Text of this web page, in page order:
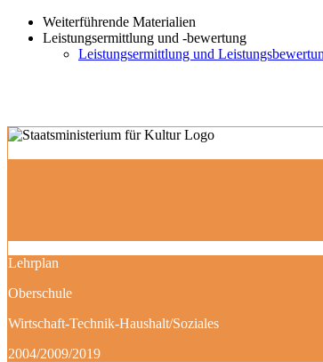
Weiterführende Materialien
Leistungsermittlung und -bewertung
Leistungsermittlung und
Lehrplan
Oberschule
Wirtschaft-Technik-Haushalt/Soziales
2004/2009/2019